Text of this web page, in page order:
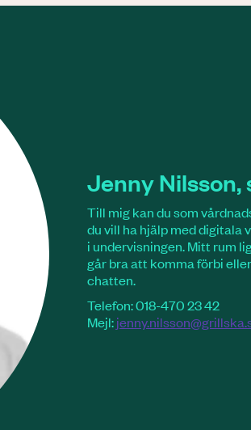
Jenny Nilsson,
Till mig kan du som
du vill ha hjälp med digitala
i undervisningen. Mitt rum
går bra att komma förbi
chatten.
Telefon: 018-470 23 42
Mejl: